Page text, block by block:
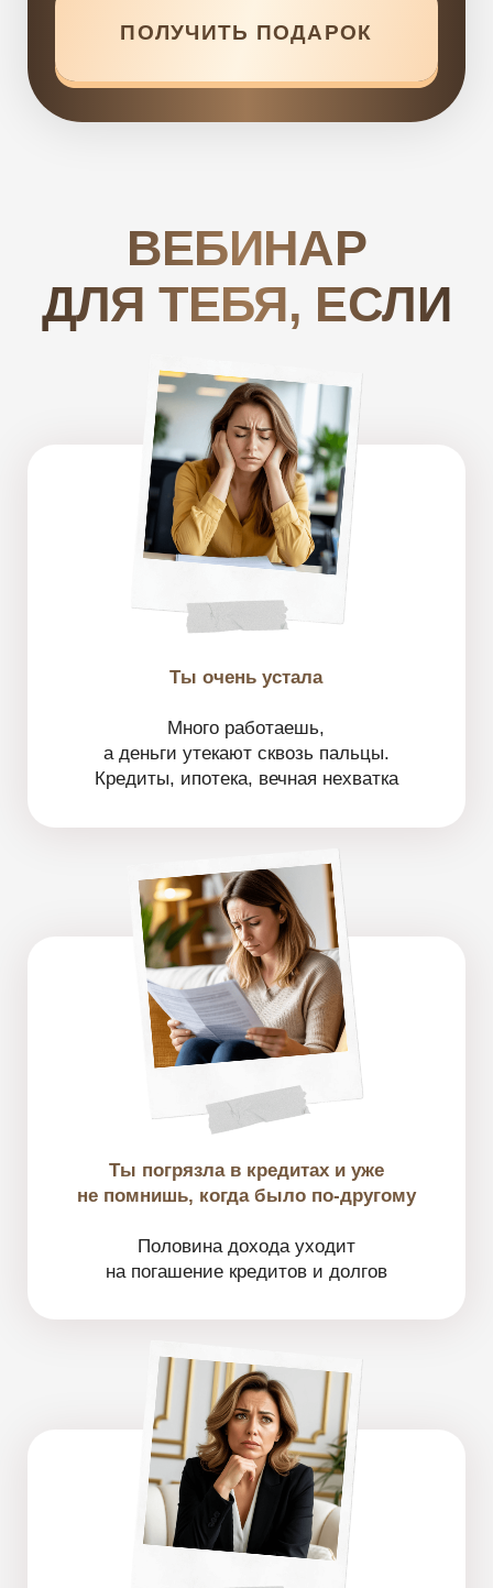
Много работаешь,
Ты погрязла в кредитах и уже
не помнишь, когда было по-другому
Половина дохода уходит
на погашение кредитов и долгов
Ты вроде неплохо зарабатываешь, но не
успеваешь радоваться жизни
У тебя нет энергии,
Ты злишься, когда
разговор заходит о деньгах
Зависима финансово от партнера,
либо тянешь всё на себе и злишься